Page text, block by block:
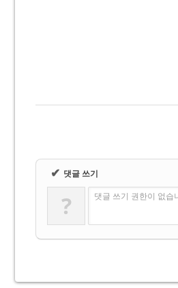
✔ 댓글 쓰기
? 댓글 쓰기 권한이 없습